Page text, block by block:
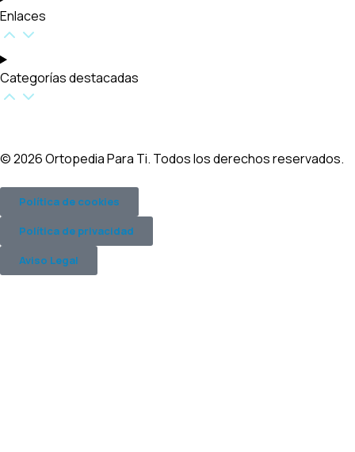
Enlaces
Categorías destacadas​
© 2026 Ortopedia Para Ti. Todos los derechos reservados.
Política de cookies
Política de privacidad
Aviso Legal